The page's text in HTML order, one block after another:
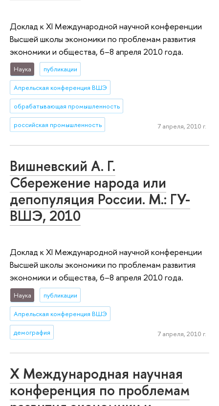
Доклад к XI Международной научной конференции
Высшей школы экономики по проблемам развития
экономики и общества, 6–8 апреля 2010 года.
Наука публикации
Апрельская конференция ВШЭ
обрабатывающая промышленность
российская промышленность 7 апреля, 2010 г.
Вишневский А. Г.
Сбережение народа или
депопуляция России. М.: ГУ-
ВШЭ, 2010
Доклад к XI Международной научной конференции
Высшей школы экономики по проблемам развития
экономики и общества, 6–8 апреля 2010 года.
Наука публикации
Апрельская конференция ВШЭ
демография 7 апреля, 2010 г.
Х Международная научная
конференция по проблемам